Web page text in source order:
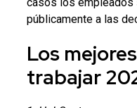
públicamente a las
Los
trabajar